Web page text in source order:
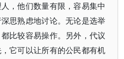
，他们数量有限，容易集中
思熟虑地讨论。无论是选举
比较容易操作。另外，代议
它可以让所有的公民都有机